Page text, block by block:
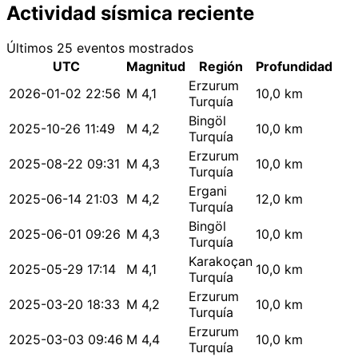
Actividad sísmica reciente
Últimos 25 eventos mostrados
UTC
Magnitud Región
Profundidad
2026-01-02 22:56 M 4,1
Erzurum
Turquía
10,0 km
2025-10-26 11:49 M 4,2
Bingöl
Turquía
10,0 km
2025-08-22 09:31 M 4,3
Erzurum
Turquía
10,0 km
2025-06-14 21:03 M 4,2
Ergani
Turquía
12,0 km
2025-06-01 09:26 M 4,3
Bingöl
Turquía
10,0 km
2025-05-29 17:14 M 4,1
Karakoçan
Turquía
10,0 km
2025-03-20 18:33 M 4,2
Erzurum
Turquía
10,0 km
2025-03-03 09:46 M 4,4
Erzurum
Turquía
10,0 km